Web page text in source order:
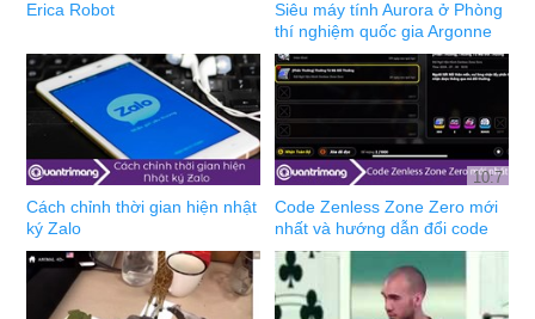
Erica Robot
Siêu máy tính Aurora ở Phòng
thí nghiệm quốc gia Argonne
Cách chỉnh thời gian hiện nhật
ký Zalo
10:7
Code Zenless Zone Zero mới
nhất và hướng dẫn đổi code